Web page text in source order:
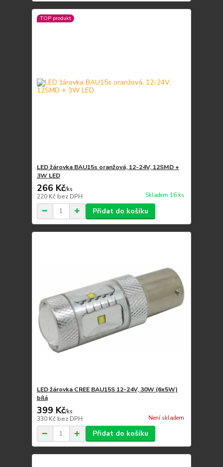
TOP produkt
LED žárovka BAU15s oranžová, 12-24V, 12SMD +
3W LED
266 Kč/ks
220 Kč bez DPH Skladem 16 ks
Přidat do košíku
LED žárovka CREE BAU15S 12-24V, 30W (6x5W)
bílá
399 Kč/ks
330 Kč bez DPH Není skladem
Přidat do košíku